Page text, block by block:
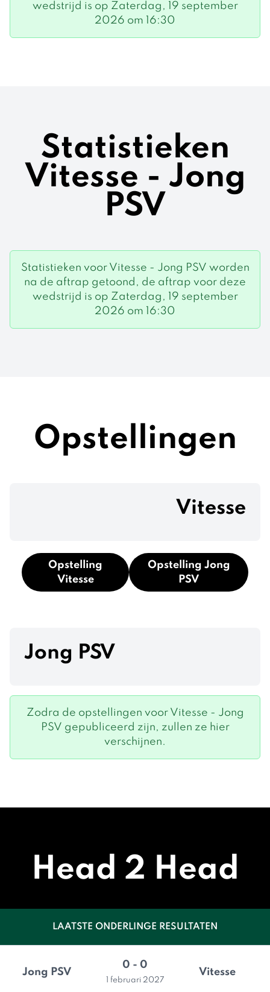
wedstrijd is op Zaterdag, 19 september
2026 om 16:30
Statistieken
Vitesse - Jong
PSV
Statistieken voor Vitesse - Jong PSV worden
na de aftrap getoond, de aftrap voor deze
wedstrijd is op Zaterdag, 19 september
2026 om 16:30
Opstellingen
Vitesse
Opstelling
Vitesse
Opstelling Jong
PSV
Jong PSV
Zodra de opstellingen voor Vitesse - Jong
PSV gepubliceerd zijn, zullen ze hier
verschijnen.
Head 2 Head
LAATSTE ONDERLINGE RESULTATEN
Jong PSV
0 - 0
1 februari 2027
Vitesse